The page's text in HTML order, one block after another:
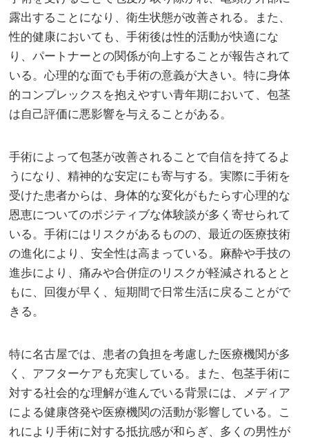
露出することになり、衛生状態が改善される。また、
性的健康においても、手術後は性的活動が快適にな
り、パートナーとの関係が向上することが報告されて
いる。心理的な面でも手術の意義が大きい。特に身体
的コンプレックスを抱えやすい青年期において、包茎
は自己評価に悪影響を与えることがある。
手術によって包茎が改善されることで自信を持てるよ
うになり、精神的な安定にも寄与する。実際に手術を
受けた患者からは、身体的な変化がもたらす心理的な
恩恵についてのポジティブな体験談が多く寄せられて
いる。手術にはリスクがあるものの、最近の医療技術
の進化により、安全性は高まっている。麻酔や手技の
進歩により、痛みや合併症のリスクが軽減されるとと
もに、回復が早く、短期間で日常生活に戻ることがで
きる。
特に名古屋では、患者の負担を考慮した医療機関が多
く、アフターケアも充実している。また、包茎手術に
対する社会的な理解が進んでいる背景には、メディア
による健康啓発や医療機関の活動が影響している。こ
れにより手術に対する抵抗感が和らぎ、多くの男性が